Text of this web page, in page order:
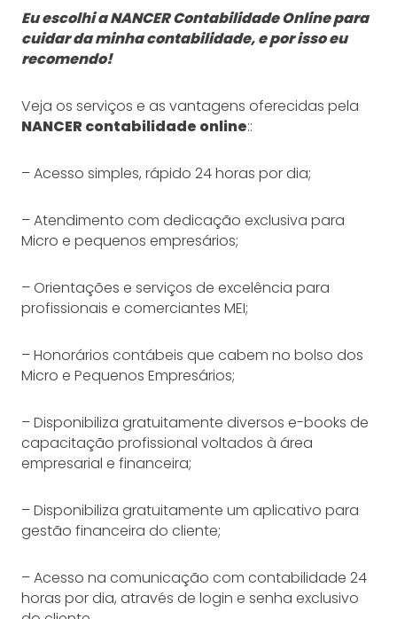
Eu escolhi a NANCER Contabilidade Online para
cuidar da minha contabilidade, e por isso eu
recomendo!
Veja os serviços e as vantagens oferecidas pela
NANCER contabilidade online::
– Acesso simples, rápido 24 horas por dia;
– Atendimento com dedicação exclusiva para
Micro e pequenos empresários;
– Orientações e serviços de excelência para
profissionais e comerciantes MEI;
– Honorários contábeis que cabem no bolso dos
Micro e Pequenos Empresários;
– Disponibiliza gratuitamente diversos e-books de
capacitação profissional voltados à área
empresarial e financeira;
– Disponibiliza gratuitamente um aplicativo para
gestão financeira do cliente;
– Acesso na comunicação com contabilidade 24
horas por dia, através de login e senha exclusivo